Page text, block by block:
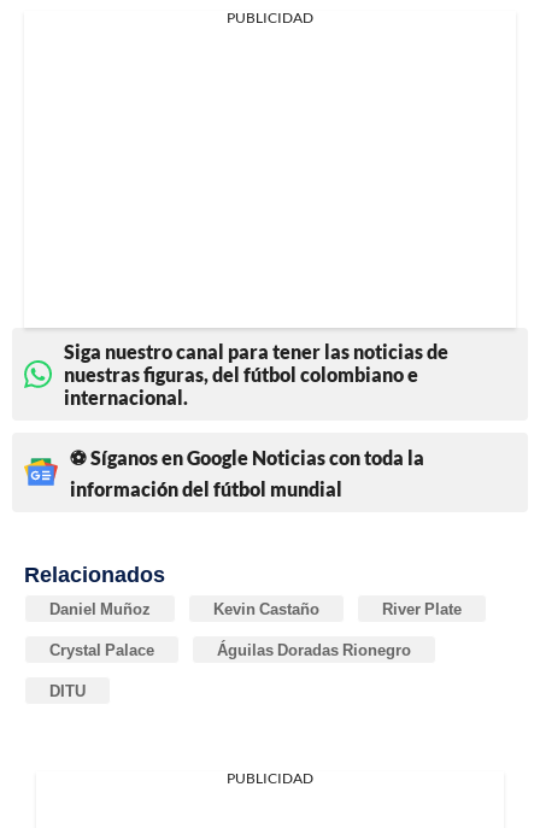
PUBLICIDAD
Siga nuestro canal para tener las noticias de
nuestras figuras, del fútbol colombiano e
internacional.
⚽ Síganos en Google Noticias con toda la
información del fútbol mundial
Relacionados
Daniel Muñoz Kevin Castaño River Plate
Crystal Palace Águilas Doradas Rionegro
DITU
PUBLICIDAD